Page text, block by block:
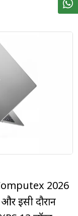
2026
इसी दौरान